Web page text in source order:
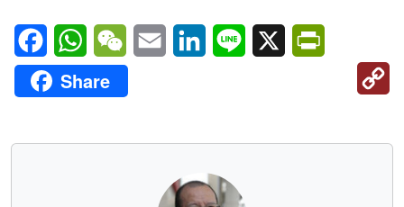
FacebookWhatsAppWeChatEmail LinkedInLine X
Share